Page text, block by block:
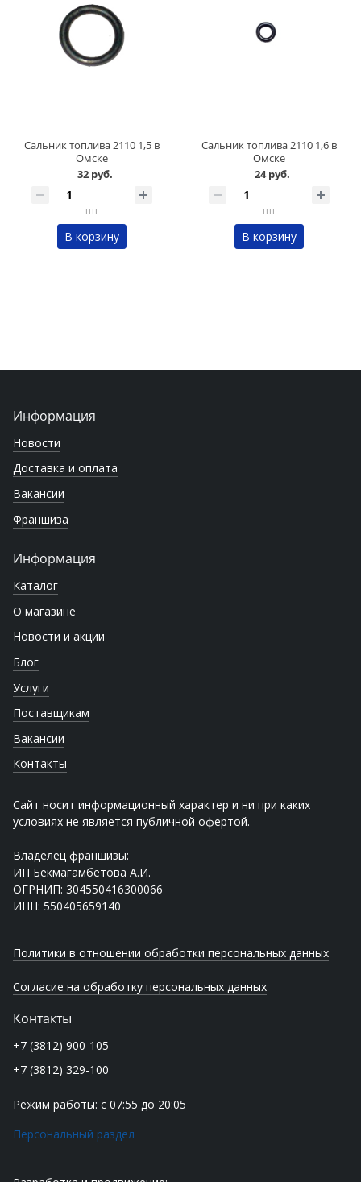
Сальник топлива 2110 1,5 в
Омске
32 руб.
шт
В корзину
Сальник топлива 2110 1,6 в
Омске
24 руб.
шт
В корзину
Информация
Новости
Доставка и оплата
Вакансии
Франшиза
Информация
Каталог
О магазине
Новости и акции
Блог
Услуги
Поставщикам
Вакансии
Контакты
Сайт носит информационный характер и ни при каких
условиях не является публичной офертой.
Владелец франшизы:
ИП Бекмагамбетова А.И.
ОГРНИП: 304550416300066
ИНН: 550405659140
Политики в отношении обработки персональных данных
Согласие на обработку персональных данных
Контакты
+7 (3812) 900-105
+7 (3812) 329-100
Режим работы: с 07:55 до 20:05
Персональный раздел